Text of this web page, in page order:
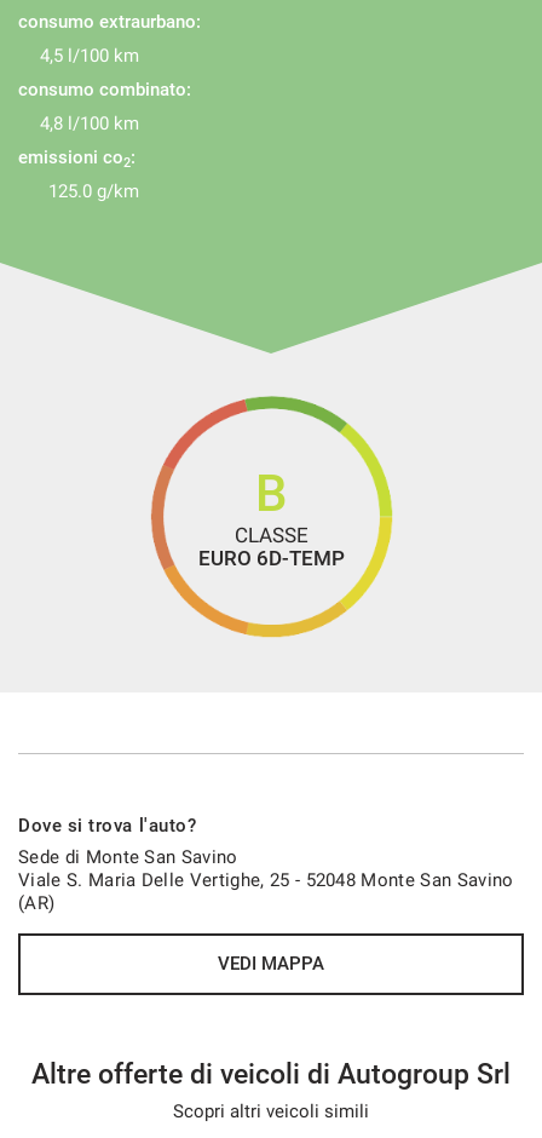
consumo extraurbano:
4,5 l/100 km
consumo combinato:
4,8 l/100 km
emissioni co2:
125.0 g/km
B
CLASSE
EURO 6D-TEMP
Dove si trova l'auto?
Sede di Monte San Savino
Viale S. Maria Delle Vertighe, 25 - 52048 Monte San Savino
(AR)
VEDI MAPPA
Altre offerte di veicoli di Autogroup Srl
Scopri altri veicoli simili